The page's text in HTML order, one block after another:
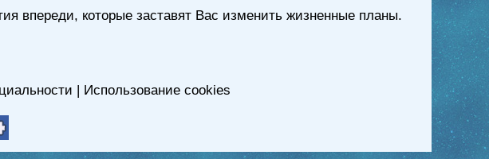
впереди, которые заставят Вас изменить жизненные планы.
| Использование cookies